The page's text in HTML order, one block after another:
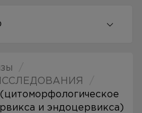
и эндоцервикса)